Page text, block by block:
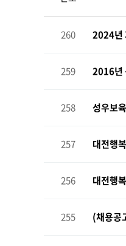
260 2024년
259 2016년
258 성우보
257 대전행
256 대전행
255 (채용공